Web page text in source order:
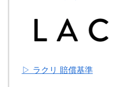
▷ ラクリ 賠償基準